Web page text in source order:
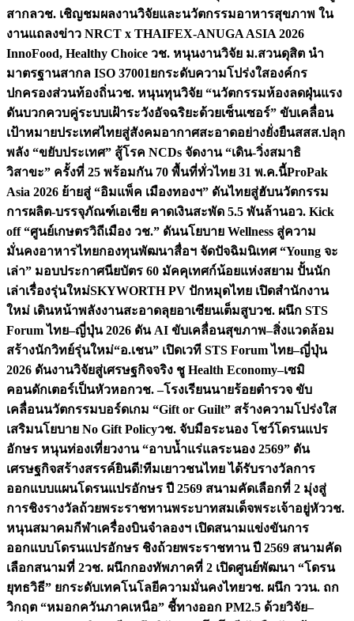
สากลวช. เชิญชมผลงานวิจัยและนวัตกรรมอาหารสุขภาพ ใน
งานแถลงข่าว NRCT x THAIFEX-ANUGA ASIA 2026
InnoFood, Healthy Choice วช. หนุนงานวิจัย ม.สวนดุสิต นำ
มาตรฐานสากล ISO 37001ยกระดับความโปร่งใสองค์กร
ปกครองส่วนท้องถิ่นวช. หนุนทุนวิจัย “นวัตกรรมห้องลดฝุ่นแรง
ดันบวกควบคู่ระบบเฝ้าระวังอัจฉริยะด้วยเซ็นเซอร์” ขับเคลื่อน
เป้าหมายประเทศไทยสู่สังคมอากาศสะอาดอย่างยั่งยืนสสส.ปลุก
พลัง “ขยับประเทศ” สู้โรค NCDs จัดงาน “เดิน-วิ่งสมาธิ
วิสาขะ” ครั้งที่ 25 พร้อมกัน 70 พื้นที่ทั่วไทย 31 พ.ค.นี้ProPak
Asia 2026 ย้ายสู่ “อิมแพ็ค เมืองทองฯ” ดันไทยสู่ฮับนวัตกรรม
การผลิต-บรรจุภัณฑ์เอเชีย คาดเงินสะพัด 5.5 พันล้านอว. Kick
off “ศูนย์เกษตรวิถีเมือง วช.” ดันนโยบาย Wellness สู่ความ
มั่นคงอาหารไทยกองทุนพัฒนาสื่อฯ จัดปัจฉิมนิเทศ “Young จะ
เล่า” มอบประกาศนียบัตร 60 มัคคุเทศก์น้อยแห่งสยาม ปั้นนัก
เล่าเรื่องรุ่นใหม่SKYWORTH PV ปักหมุดไทย เปิดสำนักงาน
ใหม่ เดินหน้าพลังงานสะอาดลุยอาเซียนเต็มสูบวช. ผนึก STS
Forum ไทย–ญี่ปุ่น 2026 ดัน AI ขับเคลื่อนสุขภาพ–สิ่งแวดล้อม
สร้างนักวิทย์รุ่นใหม่“อ.เชน” เปิดเวที STS Forum ไทย–ญี่ปุ่น
2026 ดันงานวิจัยสู่เศรษฐกิจจริง ชู Health Economy–เซมิ
คอนดักเตอร์เป็นหัวหอกวช. –โรงเรียนนายร้อยตำรวจ ขับ
เคลื่อนนวัตกรรมบอร์ดเกม “Gift or Guilt” สร้างความโปร่งใส
เสริมนโยบาย No Gift Policyวช. จับมือระนอง โชว์โดรนแปร
อักษร หนุนท่องเที่ยวงาน “อาบน้ำแร่แลระนอง 2569” ดัน
เศรษฐกิจสร้างสรรค์ยินดี!ทีมเยาวชนไทย ได้รับรางวัลการ
ออกแบบแผนโดรนแปรอักษร ปี 2569 สนามคัดเลือกที่ 2 มุ่งสู่
การชิงรางวัลถ้วยพระราชทานพระบาทสมเด็จพระเจ้าอยู่หัววช.
หนุนสมาคมกีฬาเครื่องบินจำลองฯ เปิดสนามแข่งขันการ
ออกแบบโดรนแปรอักษร ชิงถ้วยพระราชทาน ปี 2569 สนามคัด
เลือกสนามที่ 2วช. ผนึกกองทัพภาคที่ 2 เปิดศูนย์พัฒนา “โดรน
ยุทธวิธี” ยกระดับเทคโนโลยีความมั่นคงไทยวช. ผนึก ววน. ถก
วิกฤต “หมอกควันภาคเหนือ” ชี้ทางออก PM2.5 ด้วยวิจัย–